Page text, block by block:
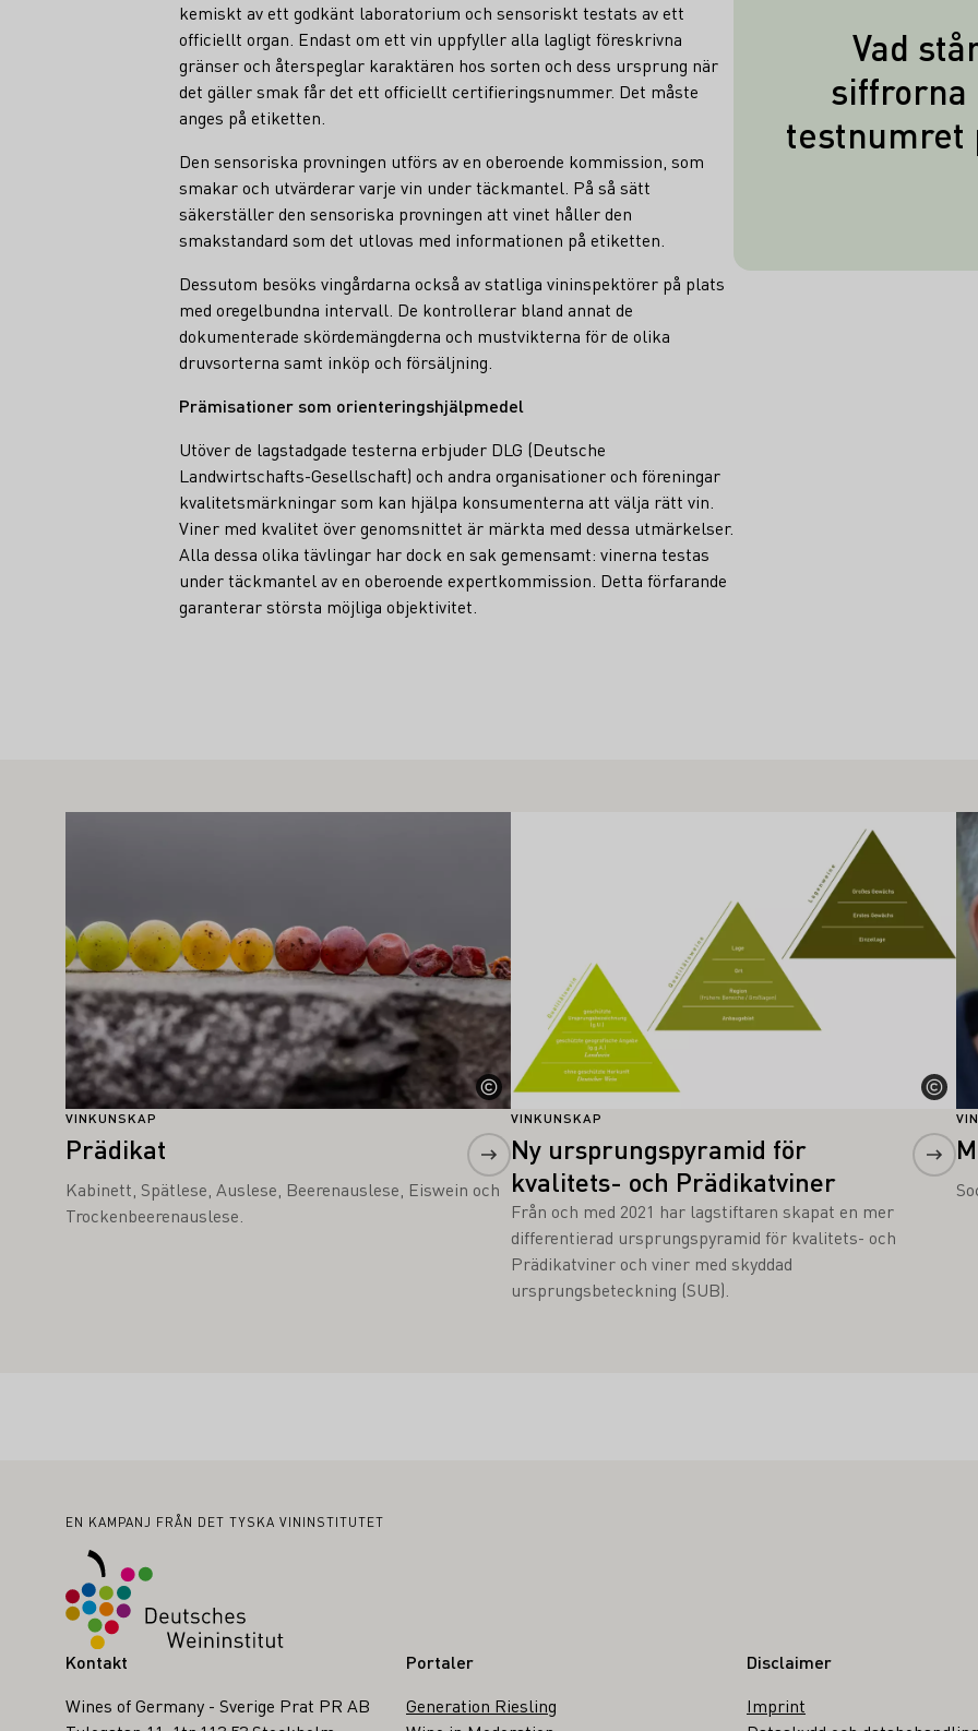
kemiskt av ett godkänt laboratorium och sensoriskt testats av ett
officiellt organ. Endast om ett vin uppfyller alla lagligt föreskrivna
gränser och återspeglar karaktären hos sorten och dess ursprung när
det gäller smak får det ett officiellt certifieringsnummer. Det måste
anges på etiketten.
Den sensoriska provningen utförs av en oberoende kommission, som
smakar och utvärderar varje vin under täckmantel. På så sätt
säkerställer den sensoriska provningen att vinet håller den
smakstandard som det utlovas med informationen på etiketten.
Dessutom besöks vingårdarna också av statliga vininspektörer på plats
med oregelbundna intervall. De kontrollerar bland annat de
dokumenterade skördemängderna och mustvikterna för de olika
druvsorterna samt inköp och försäljning.
Prämisationer som orienteringshjälpmedel
Utöver de lagstadgade testerna erbjuder DLG (Deutsche
Landwirtschafts-Gesellschaft) och andra organisationer och föreningar
kvalitetsmärkningar som kan hjälpa konsumenterna att välja rätt vin.
Viner med kvalitet över genomsnittet är märkta med dessa utmärkelser.
Alla dessa olika tävlingar har dock en sak gemensamt: vinerna testas
under täckmantel av en oberoende expertkommission. Detta förfarande
garanterar största möjliga objektivitet.
Vad
siffrorna
testnumret
De två sista
testnumret,
numret,
lämnades in
Detta
OCKSÅ INTRESSERA DIG
VINKUNSKAP
Prädikat
Kabinett, Spätlese, Auslese, Beerenauslese, Eiswein och
Trockenbeerenauslese.
VINKUNSKAP
Ny ursprungspyramid för
kvalitets- och Prädikatviner
Från och med 2021 har lagstiftaren skapat en mer
differentierad ursprungspyramid för kvalitets- och
Prädikatviner och viner med skyddad
ursprungsbeteckning (SUB).
SidfotEN KAMPANJ FRÅN DET TYSKA VININSTITUTET
Kontakt
Wines of Germany - Sverige Prat PR AB
Portaler
Generation Riesling
Disclaimer
Imprint